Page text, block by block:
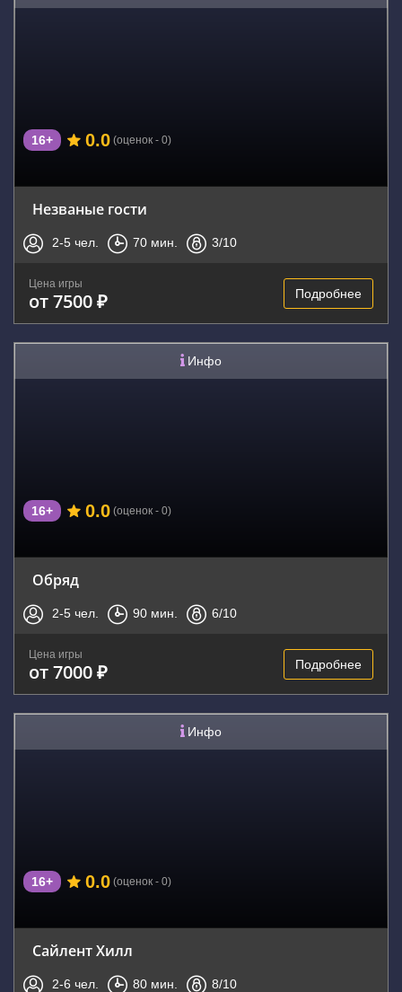
16+ 0.0 (оценок - 0)
Незваные гости
2-5 чел. 70 мин. 3/10
Цена игры
от 7500 ₽ Подробнее
Инфо
16+ 0.0 (оценок - 0)
Обряд
2-5 чел. 90 мин. 6/10
Цена игры
от 7000 ₽ Подробнее
Инфо
16+ 0.0 (оценок - 0)
Сайлент Хилл
2-6 чел. 80 мин. 8/10